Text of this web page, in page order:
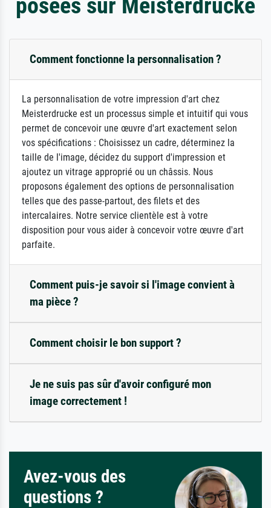
Comment fonctionne la personnalisation ?
La personnalisation de votre impression d'art chez
Meisterdrucke est un processus simple et intuitif qui vous
permet de concevoir une œuvre d'art exactement selon
vos spécifications : Choisissez un cadre, déterminez la
taille de l'image, décidez du support d'impression et
ajoutez un vitrage approprié ou un châssis. Nous
proposons également des options de personnalisation
telles que des passe-partout, des filets et des
intercalaires. Notre service clientèle est à votre
disposition pour vous aider à concevoir votre œuvre d'art
parfaite.
Comment puis-je savoir si l'image convient à
ma pièce ?
Comment choisir le bon support ?
Je ne suis pas sûr d'avoir configuré mon
image correctement !
Avez-vous des
questions ?